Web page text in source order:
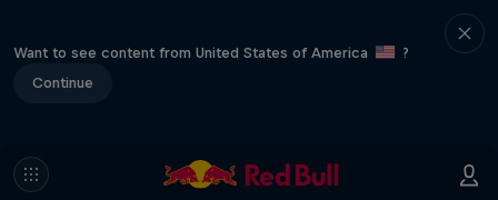
Want to see content from United States of America
?
Continue